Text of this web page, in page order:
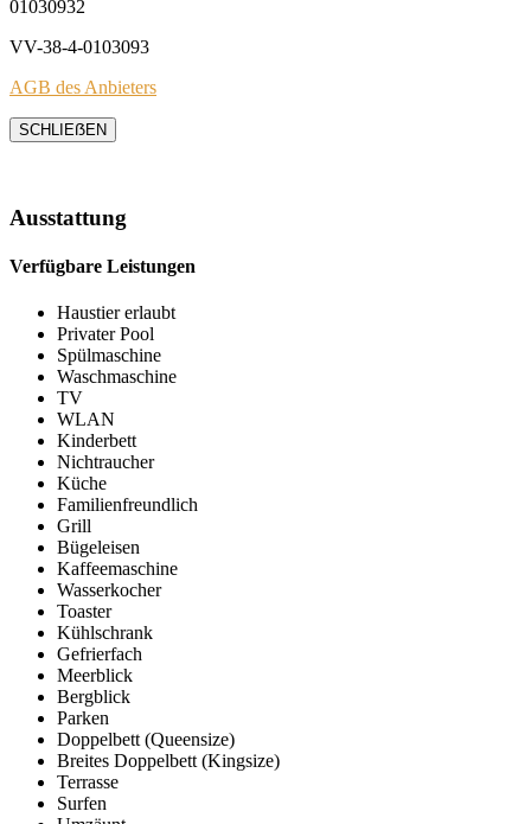
01030932
VV-38-4-0103093
AGB des Anbieters
SCHLIEẞEN
Ausstattung
Verfügbare Leistungen
Haustier erlaubt
Privater Pool
Spülmaschine
Waschmaschine
TV
WLAN
Kinderbett
Nichtraucher
Küche
Familienfreundlich
Grill
Bügeleisen
Kaffeemaschine
Wasserkocher
Toaster
Kühlschrank
Gefrierfach
Meerblick
Bergblick
Parken
Doppelbett (Queensize)
Breites Doppelbett (Kingsize)
Terrasse
Surfen